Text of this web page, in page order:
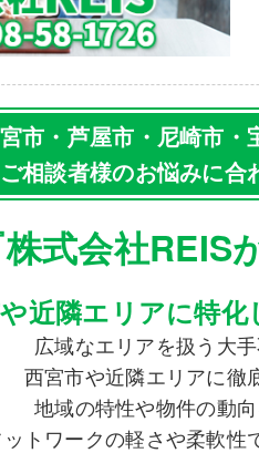
市・芦屋市・尼崎市・
相談者様のお悩みに合
株式会社REIS
や近隣エリアに特
広域なエリアを扱う大
西宮市や近隣エリアに徹
地域の特性や物件の動向
ットワークの軽さや柔軟性